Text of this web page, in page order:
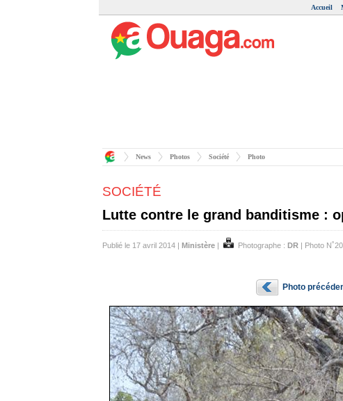
Accueil
News Photos Société Photo
SOCIÉTÉ
Lutte contre le grand banditisme :
Publié le 17 avril 2014 | Ministère | Photographe : DR | Photo
Photo